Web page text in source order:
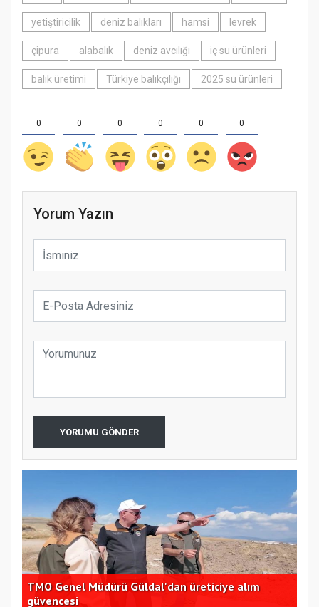
yetiştiricilik deniz balıkları hamsi levrek
çipura alabalık deniz avcılığı iç su ürünleri
balık üretimi Türkiye balıkçılığı 2025 su ürünleri
0 0 0 0 0 0
Yorum Yazın
YORUMU GÖNDER
TMO Genel Müdürü Güldal'dan üreticiye alım
güvencesi